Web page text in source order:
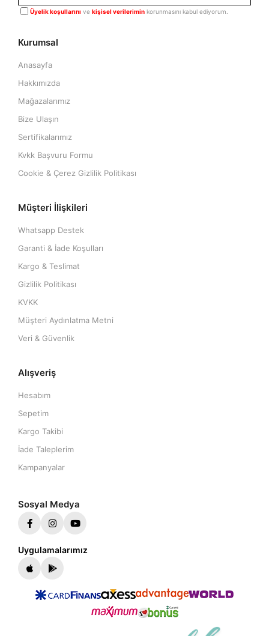
Üyelik koşullarını ve kişisel verilerimin korunmasını kabul ediyorum.
Kurumsal
Anasayfa
Hakkımızda
Mağazalarımız
Bize Ulaşın
Sertifikalarımız
Kvkk Başvuru Formu
Cookie & Çerez Gizlilik Politikası
Müşteri İlişkileri
Whatsapp Destek
Garanti & İade Koşulları
Kargo & Teslimat
Gizlilik Politikası
KVKK
Müşteri Aydınlatma Metni
Veri & Güvenlik
Alışveriş
Hesabım
Sepetim
Kargo Takibi
İade Taleplerim
Kampanyalar
Sosyal Medya
Uygulamalarımız